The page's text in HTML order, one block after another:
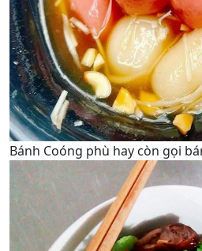
Bánh Coóng phù hay còn gọi